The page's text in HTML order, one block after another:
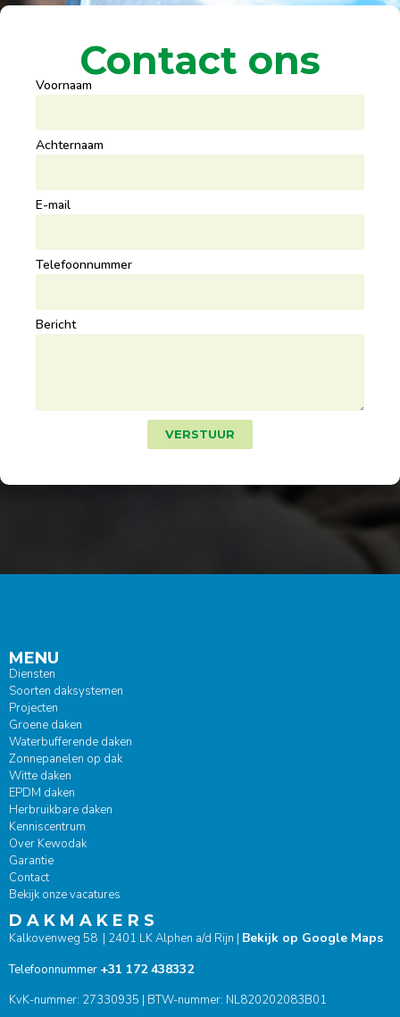
Contact ons
Voornaam
Achternaam
E-mail
Telefoonnummer
Bericht
VERSTUUR
MENU
Diensten
Soorten daksystemen
Projecten
Groene daken
Waterbufferende daken
Zonnepanelen op dak
Witte daken
EPDM daken
Herbruikbare daken
Kenniscentrum
Over Kewodak
Garantie
Contact
Bekijk onze vacatures
D A K M A K E R S
Kalkovenweg 58 | 2401 LK Alphen a/d Rijn | Bekijk op Google Maps
Telefoonnummer +31 172 438332
KvK-nummer: 27330935 | BTW-nummer: NL820202083B01